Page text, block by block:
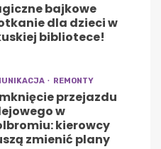
bajkowe
dla dzieci w
bibliotece!
REMONTY
przejazdu
w
kierowcy
zmienić plany